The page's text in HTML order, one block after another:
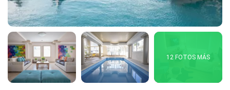
12 FOTOS MÁS